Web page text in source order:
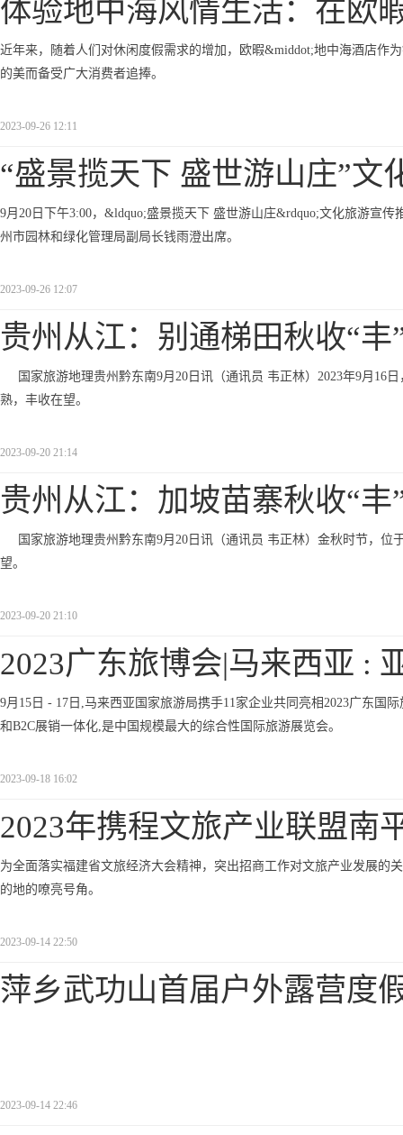
体验地中海风情生活：在欧
近年来，随着人们对休闲度假需求的增加，欧暇&middot;地中海酒店作
的美而备受广大消费者追捧。
2023-09-26 12:11
“盛景揽天下 盛世游山庄”文
9月20日下午3:00，&ldquo;盛景揽天下 盛世游山庄&rdquo;文化旅游宣
州市园林和绿化管理局副局长钱雨澄出席。
2023-09-26 12:07
贵州从江：别通梯田秋收“丰
国家旅游地理贵州黔东南9月20日讯（通讯员 韦正林）2023年9月16
熟，丰收在望。
2023-09-20 21:14
贵州从江：加坡苗寨秋收“丰
国家旅游地理贵州黔东南9月20日讯（通讯员 韦正林）金秋时节，
望。
2023-09-20 21:10
2023广东旅博会|马来西亚 :
9月15日 - 17日,马来西亚国家旅游局携手11家企业共同亮相2023广东国
和B2C展销一体化,是中国规模最大的综合性国际旅游展览会。
2023-09-18 16:02
2023年携程文旅产业联盟南
为全面落实福建省文旅经济大会精神，突出招商工作对文旅产业发展的
的地的嘹亮号角。
2023-09-14 22:50
萍乡武功山首届户外露营度
2023-09-14 22:46